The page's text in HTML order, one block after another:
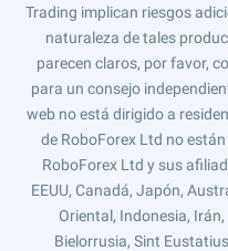
Trading implican riesgos
naturaleza de tales
parecen claros, por favor,
para un consejo
web no está dirigido a
de RoboForex Ltd no
RoboForex Ltd y sus
EEUU, Canadá, Japón,
Oriental, Indonesia,
Bielorrusia, Sint